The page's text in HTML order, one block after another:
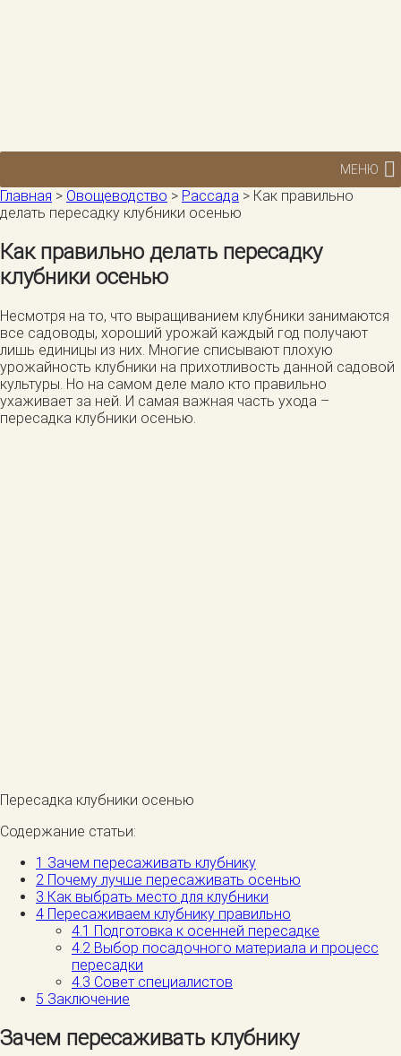
МЕНЮ
Главная > Овощеводство > Рассада > Как правильно
делать пересадку клубники осенью
Как правильно делать пересадку
клубники осенью
Несмотря на то, что выращиванием клубники занимаются
все садоводы, хороший урожай каждый год получают
лишь единицы из них. Многие списывают плохую
урожайность клубники на прихотливость данной садовой
культуры. Но на самом деле мало кто правильно
ухаживает за ней. И самая важная часть ухода –
пересадка клубники осенью.
Пересадка клубники осенью
Содержание статьи:
1 Зачем пересаживать клубнику
2 Почему лучше пересаживать осенью
3 Как выбрать место для клубники
4 Пересаживаем клубнику правильно
4.1 Подготовка к осенней пересадке
4.2 Выбор посадочного материала и процесс
пересадки
4.3 Совет специалистов
5 Заключение
Зачем пересаживать клубнику